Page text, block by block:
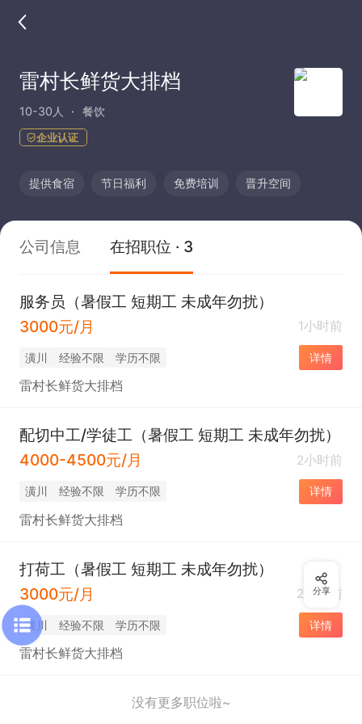
雷村长鲜货大排档
10-30人 餐饮
企业认证
提供食宿 节日福利 免费培训 晋升空间
公司信息 在招职位 · 3
服务员（暑假工 短期工 未成年勿扰）
3000元/月
1小时前
潢川 经验不限 学历不限 详情
雷村长鲜货大排档
配切中工/学徒工（暑假工 短期工 未成年勿扰）
4000-4500元/月
2小时前
潢川 经验不限 学历不限 详情
雷村长鲜货大排档
打荷工（暑假工 短期工 未成年勿扰）
3000元/月
2小时前
潢川 经验不限 学历不限 详情
雷村长鲜货大排档
没有更多职位啦~
分享